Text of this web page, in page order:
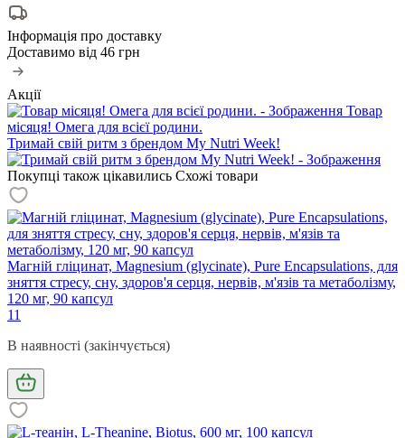
Інформація про доставку
Доставимо від 46 грн
Акції
Товар
місяця! Омега для всієї родини.
Тримай свій ритм з брендом My Nutri Week!
Покупці також цікавились Схожі товари
Магній гліцинат, Magnesium (glycinate), Pure Encapsulations, для
зняття стресу, сну, здоров'я серця, нервів, м'язів та метаболізму,
120 мг, 90 капсул
11
В наявності (закінчується)